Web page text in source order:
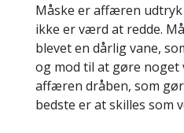
Måske er affæren
ikke er værd at redde.
blevet en dårlig vane,
og mod til at gøre noget
affæren dråben, som
bedste er at skilles som